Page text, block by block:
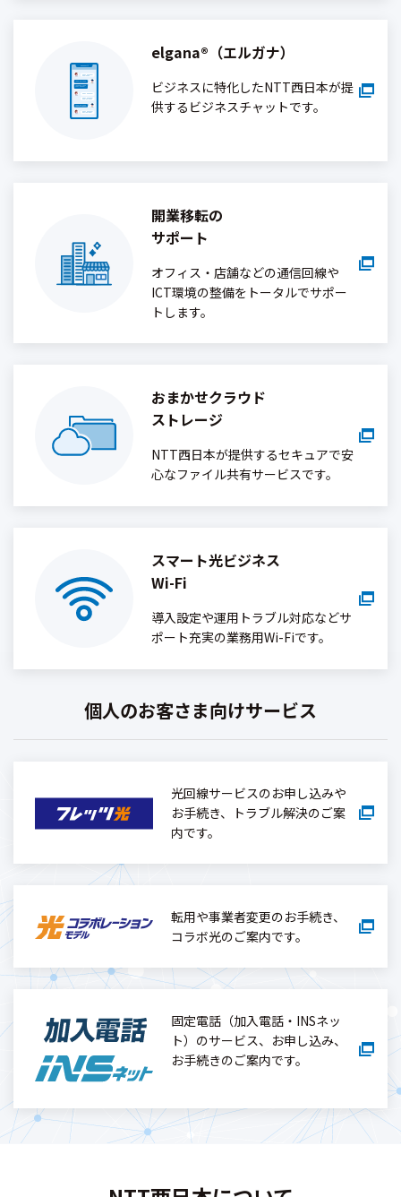
elgana®（エルガナ）
ビジネスに特化したNTT西日本が提
供するビジネスチャットです。
開業移転の
サポート
オフィス・店舗などの通信回線や
ICT環境の整備をトータルでサポー
トします。
おまかせクラウド
ストレージ
NTT西日本が提供するセキュアで安
心なファイル共有サービスです。
スマート光ビジネス
Wi-Fi
導入設定や運用トラブル対応などサ
ポート充実の業務用Wi-Fiです。
個人のお客さま向けサービス
光回線サービスのお申し込みや
お手続き、トラブル解決のご案
内です。
転用や事業者変更のお手続き、
コラボ光のご案内です。
固定電話（加入電話・INSネッ
ト）のサービス、お申し込み、
お手続きのご案内です。